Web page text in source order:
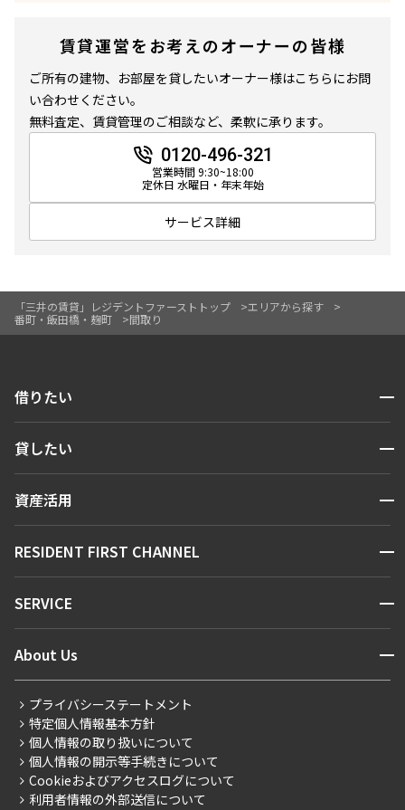
「三井の賃貸」レジデントファーストトップ
エリアから探す
番町・飯田橋・麹町
間取り
賃貸運営をお考えのオーナーの皆様
ご所有の建物、お部屋を貸したいオーナー様はこちらにお問
い合わせください。
無料査定、賃貸管理のご相談など、柔軟に承ります。
0120-496-321
営業時間 9:30~18:00
定休日 水曜日・年末年始
サービス詳細
借りたい 開閉
人気エリアから探す
新着情報から探す
新着募集情報
こだわりから探す
こだわり一覧
プレミアムマンション
新築
貸したい 開閉
お問い合わせ
資産活用 開閉
お問い合わせ
RESIDENT FIRST CHANNEL 開閉
マンションレポート
住まいのコラム
SERVICE 開閉
会員ページ
ご入居・提携サービス
お部屋探しからご契約まで
よくあるご質問
社宅紹介
About Us 開閉
会社情報
事業案内
採用情報
ニュースリリース
プライバシーステートメント
特定個人情報基本方針
個人情報の取り扱いについて
個人情報の開示等手続きについて
Cookieおよびアクセスログについて
利用者情報の外部送信について